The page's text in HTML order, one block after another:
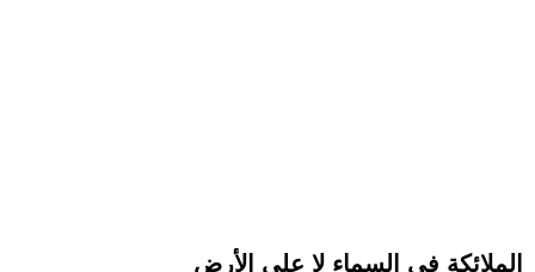
الملائكة في السماء لا على الأرض